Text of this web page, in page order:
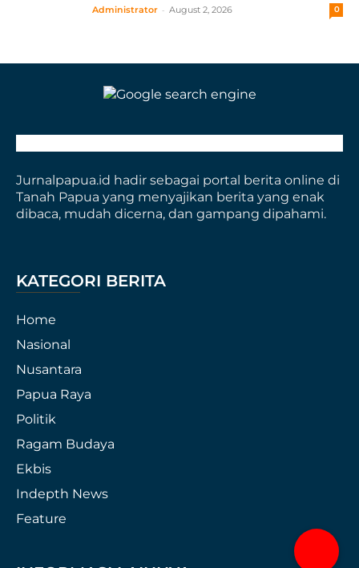
Administrator - August 2, 2026 0
Jurnalpapua.id hadir sebagai portal berita online di
Tanah Papua yang menyajikan berita yang enak
dibaca, mudah dicerna, dan gampang dipahami.
KATEGORI BERITA
Home
Nasional
Nusantara
Papua Raya
Politik
Ragam Budaya
Ekbis
Indepth News
Feature